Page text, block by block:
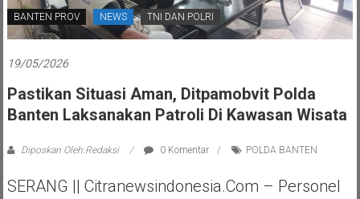
BANTEN PROV NEWS TNI DAN POLRI
19/05/2026
Pastikan Situasi Aman, Ditpamobvit Polda
Banten Laksanakan Patroli Di Kawasan Wisata
Diposkan Oleh:Redaksi 0 Komentar POLDA BANTEN
SERANG || Citranewsindonesia.com – Personel